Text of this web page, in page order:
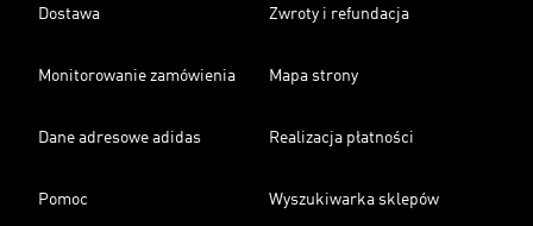
Dostawa Zwroty i refundacja
Monitorowanie zamówienia Mapa strony
Dane adresowe adidas Realizacja płatności
Pomoc Wyszukiwarka sklepów